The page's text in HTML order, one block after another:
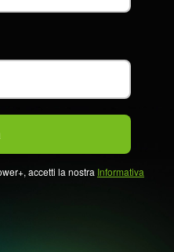
accetti la nostra Informativa